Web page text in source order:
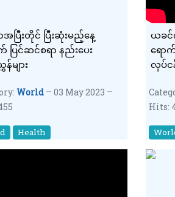
အပြီးတိုင် ပြီးဆုံးမည့်နေ့
ြင်ဆင်စရာ နည်းပေး
များ
World
03 May 2023
Health
ယခင်
ရော
လုပ်င
Hits: